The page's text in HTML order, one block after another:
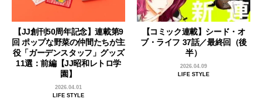
【JJ創刊50周年記念】連載第9
回 ポップな野菜の仲間たちが主
役「ガーデンスタッフ」グッズ
11選：前編【JJ昭和レトロ学
園】
2026.04.01
LIFE STYLE
【コミック連載】シード・オ
ブ・ライフ 37話／最終回（後
半）
2026.04.09
LIFE STYLE